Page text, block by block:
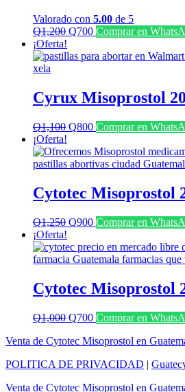
Valorado con 5.00 de 5
Q1,200 El
original
Q700El
actual
Comprar en
¡Oferta!
Cyrux Misoprostol
Q1,100 El
original
era:
Q800El
actual
es:
Comprar en
¡Oferta!
Cytotec Misoprostol
Q1,250 El
original
era:
Q900El
actual
es:
Comprar en
¡Oferta!
Cytotec Misoprostol
Q1,000 El
original
Q1,000.
Q700El
actual
Q700.
Comprar en
Venta de Cytotec Misoprostol en
POLITICA DE PRIVACIDAD |
Venta de Cytotec Misoprostol en